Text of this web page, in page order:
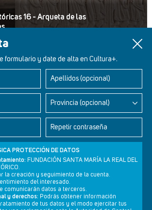
formulario y date de alta en Cultura+.
Apellidos (opcional)
Provincia (opcional)
Repetir contraseña
PROTECCIÓN DE DATOS
FUNDACIÓN SANTA MARÍA LA REAL DEL
la creación y seguimiento de la cuenta.
del interesado.
comunicarán datos a terceros.
y derechos: Podrás obtener información
de tus datos y el modo ejercitar tus
16 - Arqueta de las
Renacentistas Este de León